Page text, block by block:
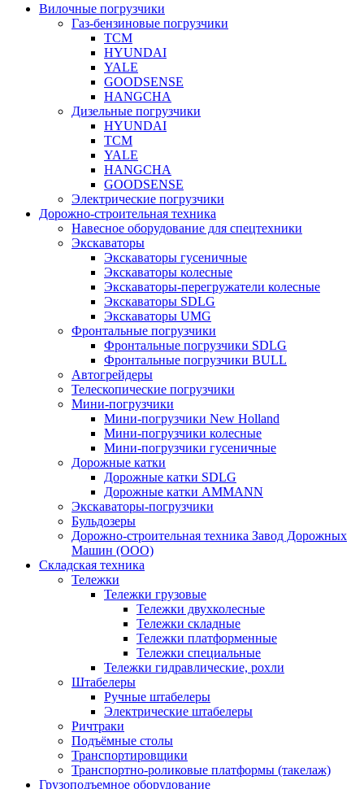
Вилочные погрузчики
Газ-бензиновые погрузчики
ТСМ
HYUNDAI
YALE
GOODSENSE
HANGCHA
Дизельные погрузчики
HYUNDAI
ТСМ
YALE
HANGCHA
GOODSENSE
Электрические погрузчики
Дорожно-строительная техника
Навесное оборудование для спецтехники
Экскаваторы
Экскаваторы гусеничные
Экскаваторы колесные
Экскаваторы-перегружатели колесные
Экскаваторы SDLG
Экскаваторы UMG
Фронтальные погрузчики
Фронтальные погрузчики SDLG
Фронтальные погрузчики BULL
Автогрейдеры
Телескопические погрузчики
Мини-погрузчики
Мини-погрузчики New Holland
Мини-погрузчики колесные
Мини-погрузчики гусеничные
Дорожные катки
Дорожные катки SDLG
Дорожные катки AMMANN
Экскаваторы-погрузчики
Бульдозеры
Дорожно-строительная техника Завод Дорожных
Машин (ООО)
Складская техника
Тележки
Тележки грузовые
Тележки двухколесные
Тележки складные
Тележки платформенные
Тележки специальные
Тележки гидравлические, рохли
Штабелеры
Ручные штабелеры
Электрические штабелеры
Ричтраки
Подъёмные столы
Транспортировщики
Транспортно-роликовые платформы (такелаж)
Грузоподъемное оборудование